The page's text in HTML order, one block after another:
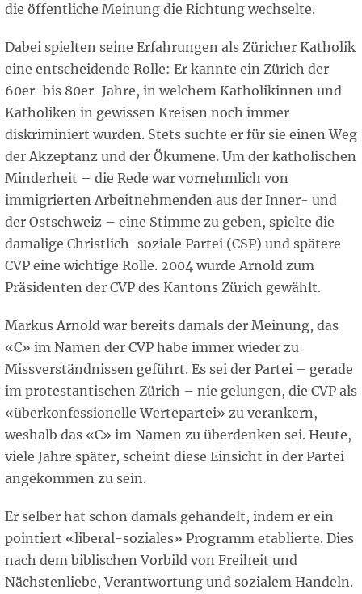
die öffentliche Meinung die Richtung wechselte.
Dabei spielten seine Erfahrungen als Züricher Katholik
eine entscheidende Rolle: Er kannte ein Zürich der
60er-bis 80er-Jahre, in welchem Katholikinnen und
Katholiken in gewissen Kreisen noch immer
diskriminiert wurden. Stets suchte er für sie einen Weg
der Akzeptanz und der Ökumene. Um der katholischen
Minderheit – die Rede war vornehmlich von
immigrierten Arbeitnehmenden aus der Inner- und
der Ostschweiz – eine Stimme zu geben, spielte die
damalige Christlich-soziale Partei (CSP) und spätere
CVP eine wichtige Rolle. 2004 wurde Arnold zum
Präsidenten der CVP des Kantons Zürich gewählt.
Markus Arnold war bereits damals der Meinung, das
«C» im Namen der CVP habe immer wieder zu
Missverständnissen geführt. Es sei der Partei – gerade
im protestantischen Zürich – nie gelungen, die CVP als
«überkonfessionelle Wertepartei» zu verankern,
weshalb das «C» im Namen zu überdenken sei. Heute,
viele Jahre später, scheint diese Einsicht in der Partei
angekommen zu sein.
Er selber hat schon damals gehandelt, indem er ein
pointiert «liberal-soziales» Programm etablierte. Dies
nach dem biblischen Vorbild von Freiheit und
Nächstenliebe, Verantwortung und sozialem Handeln.